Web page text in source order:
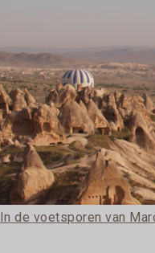
In de voetsporen van